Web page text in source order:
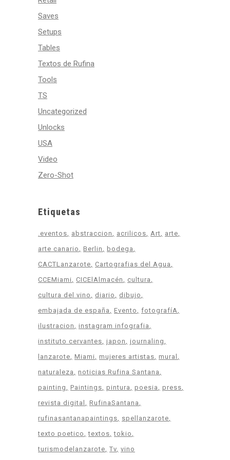
Saves
Setups
Tables
Textos de Rufina
Tools
TS
Uncategorized
Unlocks
USA
Video
Zero-Shot
Etiquetas
.eventos abstraccion acrilicos Art
arte
arte canario
Berlin
bodega
CACTLanzarote
Cartografias del Agua
CCEMiami
CICElAlmacén
cultura
cultura del vino
diario
dibujo
embajada de españa
Evento
fotografíA
ilustracion
instagram infografia
instituto cervantes japon
journaling
lanzarote Miami mujeres artistas mural
naturaleza
noticias Rufina Santana
painting
Paintings pintura poesia
press
revista digital
RufinaSantana
rufinasantanapaintings
spellanzarote
texto poetico
textos tokio
turismodelanzarote Tv vino